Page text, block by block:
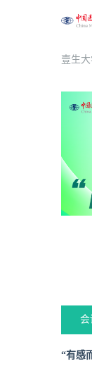
壹生
会
“有感